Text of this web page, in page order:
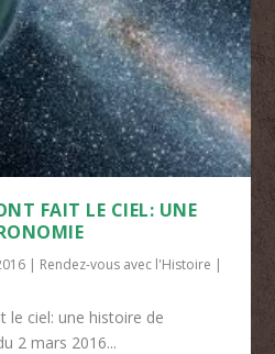
FAIT LE CIEL: UNE
| Rendez-vous avec l'Histoire |
le ciel: une histoire de
2 mars 2016...